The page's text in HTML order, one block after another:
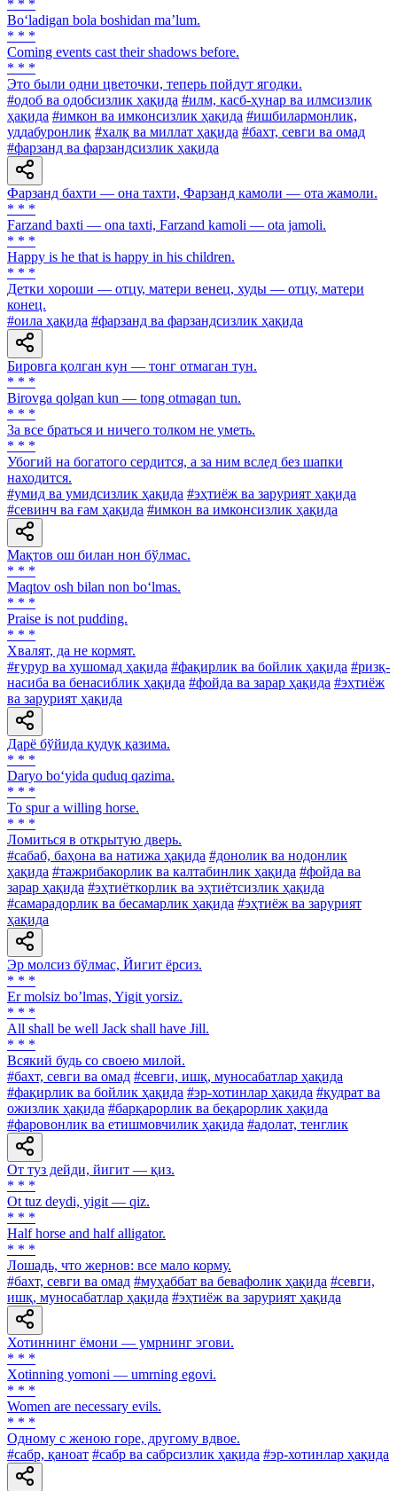
* * *
Bo‘ladigan bola boshidan ma’lum.
* * *
Coming events cast their shadows before.
* * *
Это были одни цветочки, теперь пойдут ягодки.
#одоб ва одобсизлик ҳақида #илм, касб-ҳунар ва илмсизлик
ҳақида #имкон ва имконсизлик ҳақида #ишбилармонлик,
уддабуронлик #халқ ва миллат ҳақида #бахт, севги ва омад
#фарзанд ва фарзандсизлик ҳақида
Фарзанд бахти — она тахти, Фарзанд камоли — ота жамоли.
* * *
Farzand baxti — ona taxti, Farzand kamoli — ota jamoli.
* * *
Happy is he that is happy in his children.
* * *
Детки хороши — отцу, матери венец, худы — отцу, матери
конец.
#оила ҳақида #фарзанд ва фарзандсизлик ҳақида
Бировга қолган кун — тонг отмаган тун.
* * *
Birovga qolgan kun — tong otmagan tun.
* * *
3a все браться и ничего толком не уметь.
* * *
Убогий на богатого сердится, а за ним вслед без шапки
находится.
#умид ва умидсизлик ҳақида #эҳтиёж ва зарурият ҳақида
#севинч ва ғам ҳақида #имкон ва имконсизлик ҳақида
Мақтов ош билан нон бўлмас.
* * *
Maqtov osh bilan non bo‘lmas.
* * *
Praise is not pudding.
* * *
Хвалят, да не кормят.
#ғурур ва хушомад ҳақида #фақирлик ва бойлик ҳақида #ризқ-
насиба ва бенасиблик ҳақида #фойда ва зарар ҳақида #эҳтиёж
ва зарурият ҳақида
Дарё бўйида қудуқ қазима.
* * *
Daryo bo‘yida quduq qazima.
* * *
To spur a willing horse.
* * *
Ломиться в открытую дверь.
#сабаб, баҳона ва натижа ҳақида #донолик ва нодонлик
ҳақида #тажрибакорлик ва калтабинлик ҳақида #фойда ва
зарар ҳақида #эҳтиёткорлик ва эҳтиётсизлик ҳақида
#самарадорлик ва бесамарлик ҳақида #эҳтиёж ва зарурият
ҳақида
Эр молсиз бўлмас, Йигит ёрсиз.
* * *
Er molsiz boʼlmas, Yigit yorsiz.
* * *
All shall be well Jack shall have Jill.
* * *
Всякий будь со своею милой.
#бахт, севги ва омад #севги, ишқ, муносабатлар ҳақида
#фақирлик ва бойлик ҳақида #эр-хотинлар ҳақида #қудрат ва
ожизлик ҳақида #барқарорлик ва беқарорлик ҳақида
#фаровонлик ва етишмовчилик ҳақида #адолат, тенглик
От туз дейди, йигит — қиз.
* * *
Ot tuz deydi, yigit — qiz.
* * *
Half horse and half alligator.
* * *
Лошадь, что жернов: все мало корму.
#бахт, севги ва омад #муҳаббат ва бевафолик ҳақида #севги,
ишқ, муносабатлар ҳақида #эҳтиёж ва зарурият ҳақида
Хотиннинг ёмони — умрнинг эгови.
* * *
Xotinning yomoni — umrning egovi.
* * *
Women are necessary evils.
* * *
Одному с женою горе, другому вдвое.
#сабр, қаноат #сабр ва сабрсизлик ҳақида #эр-хотинлар ҳақида